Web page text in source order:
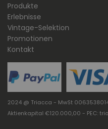
Produkte
Erlebnisse
Vintage-Selektion
Promotionen
Kontakt
2024 @ Triacca - MwSt
Aktienkapital €120.000,00 - PEC: